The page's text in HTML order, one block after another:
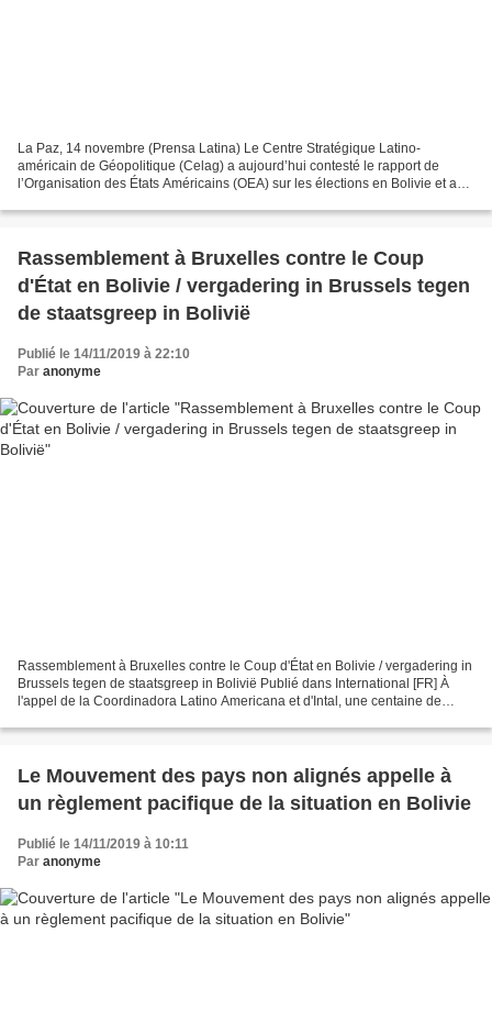
La Paz, 14 novembre (Prensa Latina) Le Centre Stratégique Latino-
américain de Géopolitique (Celag) a aujourd’hui contesté le rapport de
l’Organisation des États Américains (OEA) sur les élections en Bolivie et a
Rassemblement à Bruxelles contre le Coup
d'État en Bolivie / vergadering in Brussels tegen
de staatsgreep in Bolivië
Publié le 14/11/2019 à 22:10
Par anonyme
Rassemblement à Bruxelles contre le Coup d'État en Bolivie / vergadering in
Brussels tegen de staatsgreep in Bolivië Publié dans International [FR] À
l'appel de la Coordinadora Latino Americana et d'Intal, une centaine de
Le Mouvement des pays non alignés appelle à
un règlement pacifique de la situation en Bolivie
Publié le 14/11/2019 à 10:11
Par anonyme